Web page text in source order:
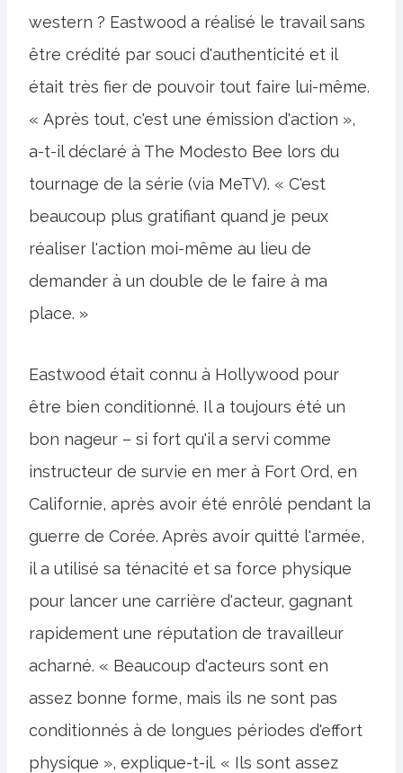
western ? Eastwood a réalisé le travail sans
être crédité par souci d'authenticité et il
était très fier de pouvoir tout faire lui-même.
« Après tout, c'est une émission d'action »,
a-t-il déclaré à The Modesto Bee lors du
tournage de la série (via MeTV). « C'est
beaucoup plus gratifiant quand je peux
réaliser l'action moi-même au lieu de
demander à un double de le faire à ma
place. »
Eastwood était connu à Hollywood pour
être bien conditionné. Il a toujours été un
bon nageur – si fort qu'il a servi comme
instructeur de survie en mer à Fort Ord, en
Californie, après avoir été enrôlé pendant la
guerre de Corée. Après avoir quitté l'armée,
il a utilisé sa ténacité et sa force physique
pour lancer une carrière d'acteur, gagnant
rapidement une réputation de travailleur
acharné. « Beaucoup d'acteurs sont en
assez bonne forme, mais ils ne sont pas
conditionnés à de longues périodes d'effort
physique », explique-t-il. « Ils sont assez